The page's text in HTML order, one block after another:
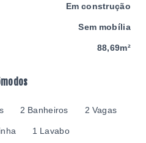
2 Banheiros 2 Vagas
1 Lavabo
Em construção
Sem mobília
88,69m²